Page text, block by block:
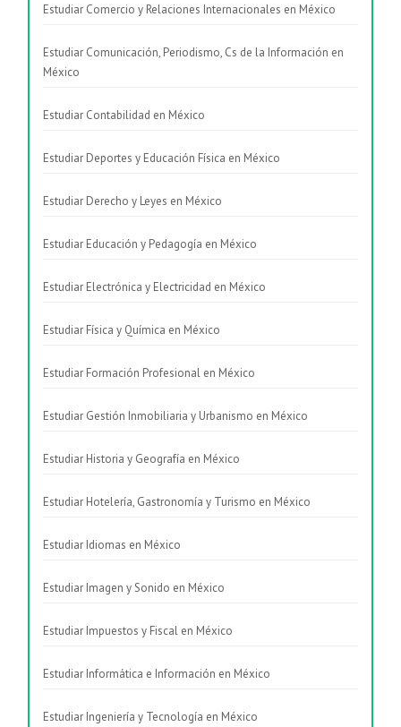
Estudiar Comercio y Relaciones Internacionales en México
Estudiar Comunicación, Periodismo, Cs de la Información en
México
Estudiar Contabilidad en México
Estudiar Deportes y Educación Física en México
Estudiar Derecho y Leyes en México
Estudiar Educación y Pedagogía en México
Estudiar Electrónica y Electricidad en México
Estudiar Física y Química en México
Estudiar Formación Profesional en México
Estudiar Gestión Inmobiliaria y Urbanismo en México
Estudiar Historia y Geografía en México
Estudiar Hotelería, Gastronomía y Turismo en México
Estudiar Idiomas en México
Estudiar Imagen y Sonido en México
Estudiar Impuestos y Fiscal en México
Estudiar Informática e Información en México
Estudiar Ingeniería y Tecnología en México